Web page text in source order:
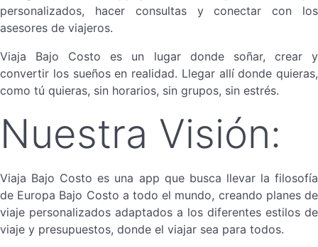
personalizados, hacer consultas y conectar con los
asesores de viajeros.
Viaja Bajo Costo es un lugar donde soñar, crear y
convertir los sueños en realidad. Llegar allí donde quieras,
como tú quieras, sin horarios, sin grupos, sin estrés.
Nuestra Visión:
Viaja Bajo Costo es una app que busca llevar la filosofía
de Europa Bajo Costo a todo el mundo, creando planes de
viaje personalizados adaptados a los diferentes estilos de
viaje y presupuestos, donde el viajar sea para todos.